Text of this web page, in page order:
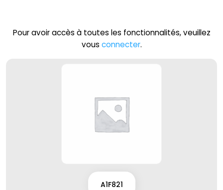
Pour avoir accès à toutes les fonctionnalités, veuillez
vous connecter.
A1F821